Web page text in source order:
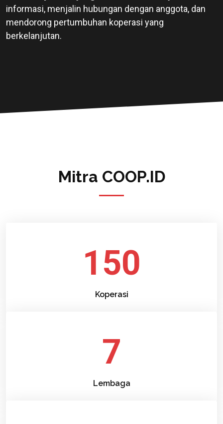
informasi, menjalin hubungan dengan anggota, dan
mendorong pertumbuhan koperasi yang
berkelanjutan.
Mitra COOP.ID
150
Koperasi
7
Lembaga